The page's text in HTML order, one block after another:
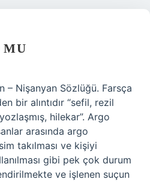
MU
– Nişanyan Sözlüğü. Farsça
hilekar”. Argo
arasında argo
takılması ve kişiyi
gibi pek çok durum
ve işlenen suçun